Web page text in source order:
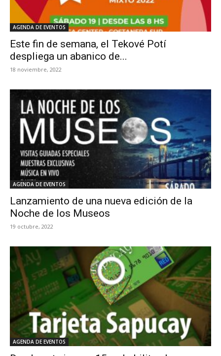
AGENDA DE EVENTOS
Este fin de semana, el Tekové Potí
despliega un abanico de...
18 noviembre, 2022
AGENDA DE EVENTOS
Lanzamiento de una nueva edición de la
Noche de los Museos
19 octubre, 2022
AGENDA DE EVENTOS